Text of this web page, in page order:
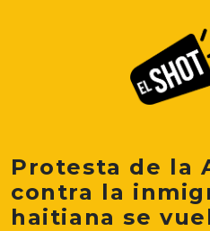
Protesta de la
contra la
haitiana se